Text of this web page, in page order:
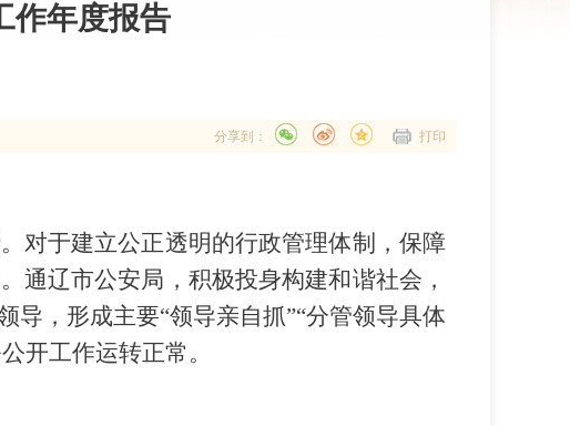
作年度报告
打印
分享到：
对于建立公正透明的行政管理体制，保障
通辽市公安局，积极投身构建和谐社会，
导，形成主要“领导亲自抓”“分管领导具体
开工作运转正常。